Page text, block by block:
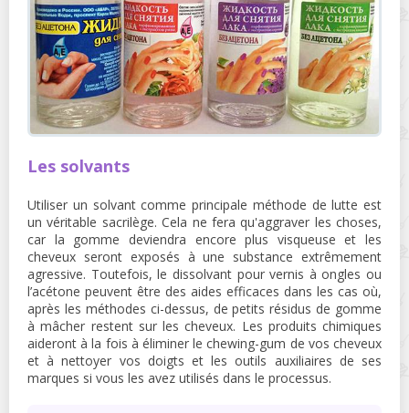
Les solvants
Utiliser un solvant comme principale méthode de lutte est
un véritable sacrilège. Cela ne fera qu'aggraver les choses,
car la gomme deviendra encore plus visqueuse et les
cheveux seront exposés à une substance extrêmement
agressive. Toutefois, le dissolvant pour vernis à ongles ou
l’acétone peuvent être des aides efficaces dans les cas où,
après les méthodes ci-dessus, de petits résidus de gomme
à mâcher restent sur les cheveux. Les produits chimiques
aideront à la fois à éliminer le chewing-gum de vos cheveux
et à nettoyer vos doigts et les outils auxiliaires de ses
marques si vous les avez utilisés dans le processus.